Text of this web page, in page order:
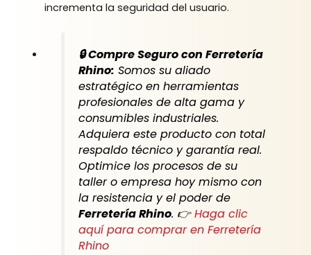
incrementa la seguridad del usuario.
🔒 Compre Seguro con Ferretería
Rhino: Somos su aliado
estratégico en herramientas
profesionales de alta gama y
consumibles industriales.
Adquiera este producto con total
respaldo técnico y garantía real.
Optimice los procesos de su
taller o empresa hoy mismo con
la resistencia y el poder de
Ferretería Rhino. 👉Haga clic
aquí para comprar en Ferretería
Rhino